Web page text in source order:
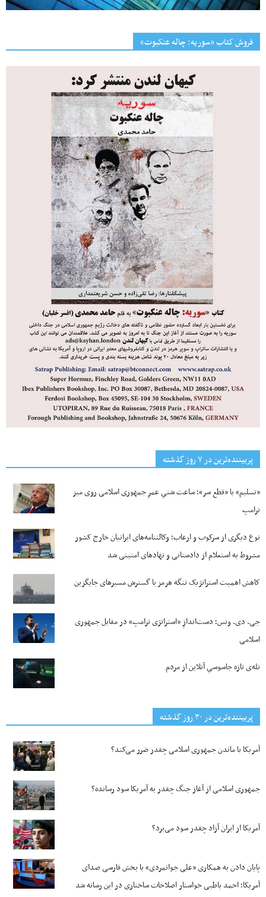
فروش کتاب «سوریه: چاله عنکبوت»
پربیننده‌ترین‌ در ۷ روز گذشته
«تسلیم» یا «قطع سر»؛ ساعت شنیِ عمرِ جمهوری اسلامی روی میز
ترامپ
نوع دیگری از سرکوب و ارعاب؛ وکالتنامه‌های ایرانیان خارج کشور
مشروط به استعلام از دادستانی و نهادهای امنیتی شد
کاهش اهمیت استراتژیک تنگه‌ هرمز با گسترش مسیرهای جایگزین
جی‌. دی. ونس؛ دست‌اندازِ «استراتژی ترامپ» در مقابل جمهوری
اسلامی
تله‌ی تازه جاسوسیِ آنلاین از مردم
پربیننده‌ترین‌ در ۳۰ روز گذشته
آمریکا با ماندن جمهوری اسلامی چقدر ضرر می‌کند؟
جمهوری اسلامی از آغاز جنگ چقدر به آمریکا سود رسانده؟
آمریکا از ایران آزاد چقدر سود می‌برد؟
پایان دادن به همکاری «علی جوانمردی» با بخش فارسی صدای
آمریکا؛ احمد باطبی خواستار اصلاحات ساختاری در این رسانه شد